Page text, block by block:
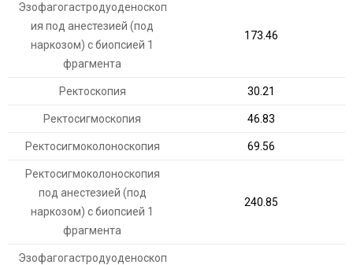
Эзофагогастродуоденоскоп
ия под анестезией (под
наркозом) с биопсией 1
фрагмента
173.46
Ректоскопия 30.21
Ректосигмоскопия 46.83
Ректосигмоколоноскопия 69.56
Ректосигмоколоноскопия
под анестезией (под
наркозом) с биопсией 1
фрагмента
240.85
Эзофагогастродуоденоскоп